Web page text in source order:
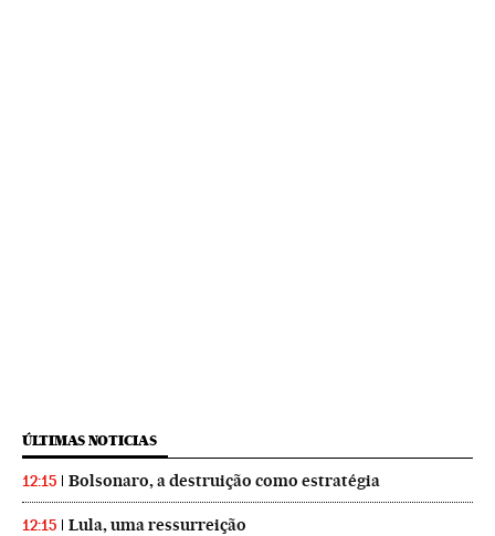
ÚLTIMAS NOTICIAS
12:15 Bolsonaro, a destruição como estratégia
12:15 Lula, uma ressurreição